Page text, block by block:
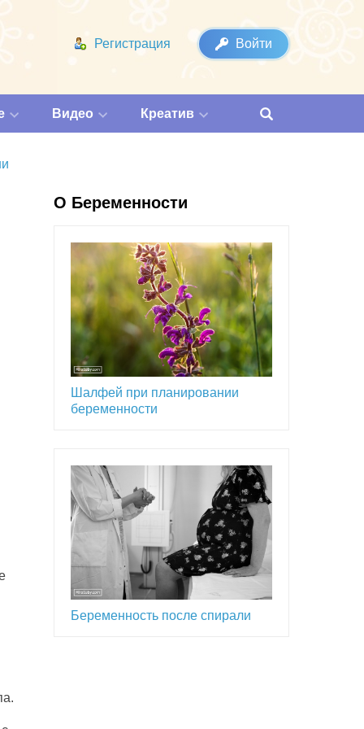
Регистрация Войти
Видео Креатив
О Беременности
Шалфей при планировании
беременности
Беременность после спирали